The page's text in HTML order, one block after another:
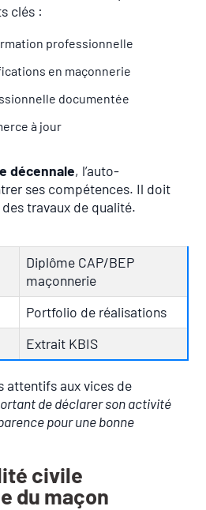
clés :
professionnelle
en maçonnerie
documentée
à jour
décennale, l’auto-
ses compétences. Il doit
travaux de qualité.
Diplôme CAP/BEP
maçonnerie
Portfolio de réalisations
Extrait KBIS
attentifs aux vices de
de déclarer son activité
pour une bonne
civile
du maçon